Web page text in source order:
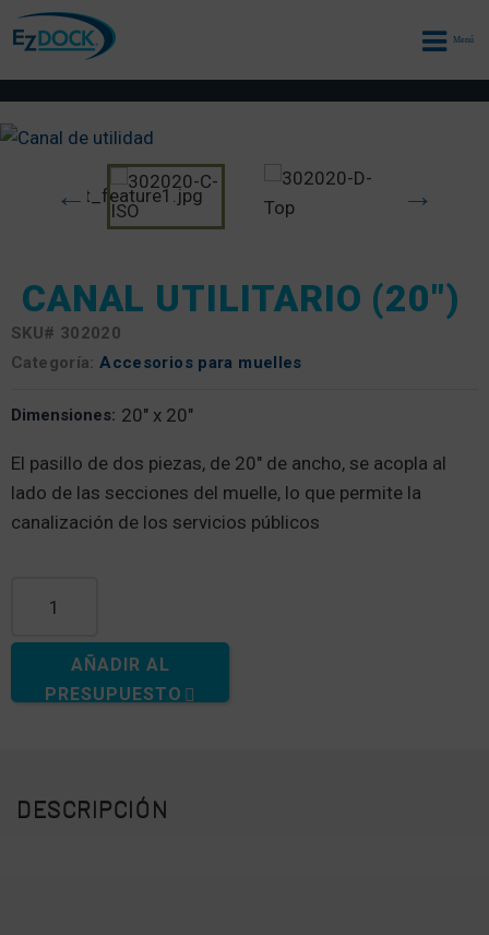
Menú
CANAL UTILITARIO (20″)
SKU# 302020
Categoría:Accesorios para muelles
Dimensiones: 20" x 20"
El pasillo de dos piezas, de 20″ de ancho, se acopla al
lado de las secciones del muelle, lo que permite la
canalización de los servicios públicos
AÑADIR AL
PRESUPUESTO
DESCRIPCIÓN